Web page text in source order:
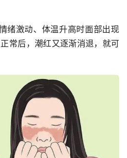
激动、体温升高时面部出现
常后，潮红又逐渐消退，就可